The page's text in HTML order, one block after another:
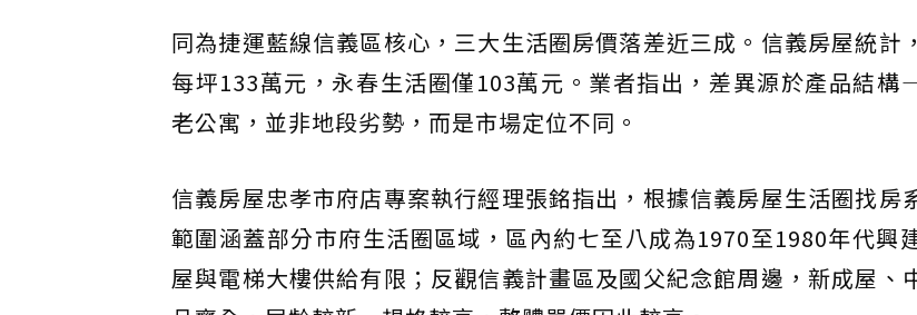
同為捷運藍線信義區核心，三大生活圈房價落差近三成。信義房屋統計
每坪133萬元，永春生活圈僅103萬元。業者指出，差異源於產品結
老公寓，並非地段劣勢，而是市場定位不同。
信義房屋忠孝市府店專案執行經理張銘指出，根據信義房屋生活圈找房
範圍涵蓋部分市府生活圈區域，區內約七至八成為1970至1980年代興
屋與電梯大樓供給有限；反觀信義計畫區及國父紀念館周邊，新成屋、